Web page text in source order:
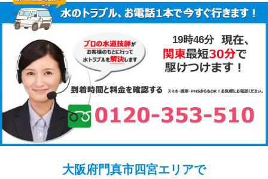
19時46分
大阪府門真市四宮エリアで